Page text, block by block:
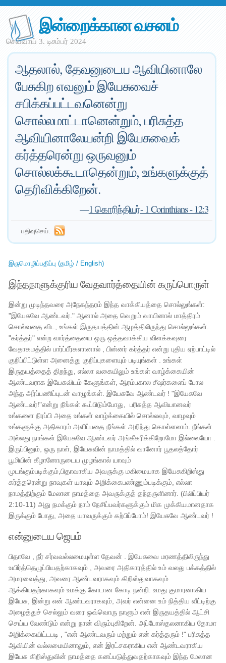
இன்றைக்கான வசனம்
செவ்வாய் 3. டிசம்பர் 2024
ஆதலால், தேவனுடைய ஆவியினாலே
பேசுகிற எவனும் இயேசுவைச்
சபிக்கப்பட்டவனென்று
சொல்லமாட்டானென்றும், பரிசுத்த
ஆவியினாலேயன்றி இயேசுவைக்
கர்த்தரென்று ஒருவனும்
சொல்லக்கூடாதென்றும், உங்களுக்குத்
தெரிவிக்கிறேன்.
—1 கொரிந்தியர்- 1 Corinthians - 12:3
பதிவுசெய்:
இருமொழிப்பதிப்பு (தமிழ் / English)
இந்தநாளுக்குரிய வேதவார்த்தையின் கருப்பொருள்
இன்று முடிந்தவரை அநேகந்தரம் இந்த வாக்கியத்தை சொல்லுங்கள்:
"இயேசுவே ஆண்டவர்." ஆனால் அதை வெறும் வாயினால் மாத்திரம்
சொல்வதை விட, உங்கள் இருதயத்தின் ஆழத்திலிருந்து சொல்லுங்கள்.
"கர்த்தர்" என்ற வார்த்தையை ஒரு ஒத்தவாக்கிய விளக்கவுரை
வேதாகமத்தில் பார்ப்பீர்களானால் , பின்னர் கர்த்தர் என்று புதிய ஏற்பாட்டில்
குறிப்பிட்டுள்ள அனைத்து குறிப்புகளையும் படியுங்கள் . உங்கள்
இருதயத்தைத் திறந்து, எல்லா வகையிலும் உங்கள் வாழ்க்கையின்
ஆண்டவராக இயேசுவிடம் கேளுங்கள், ஆரம்பகால சீஷர்களைப் போல
அந்த அர்ப்பணிப்புடன் வாழுங்கள். இயேசுவே ஆண்டவர் ! "இயேசுவே
ஆண்டவர்!"என்று நீங்கள் கூப்பிடும்போது, ​​ பரிசுத்த ஆவியானவர்
உங்களை நிரப்பி அதை உங்கள் வாழ்க்கையில் சொல்லவும், வாழவும்
உங்களுக்கு அதிகாரம் அளிப்பதை நீங்கள் அறிந்து கொள்ளலாம். நீங்கள்
அல்லது நாங்கள் இயேசுவே ஆண்டவர் அங்கீகரிக்கிறோமோ இல்லையோ .
இருப்பினும், ஒரு நாள், இயேசுவின் நாமத்தில் வானோர் பூதலத்தோர்
பூமியின் கீழானோருடைய முழங்கால் யாவும்
முடங்கும்படிக்கும்,பிதாவாகிய அவருக்கு மகிமையாக இயேசுகிறிஸ்து
கர்த்தரென்று நாவுகள் யாவும் அறிக்கைபண்ணும்படிக்கும், எல்லா
நாமத்திற்கும் மேலான நாமத்தை அவருக்குத் தந்தருளினார். (பிலிப்பியர்
2:10-11) அது நமக்கும் நாம் நேசிப்பவர்களுக்கும் மிக முக்கியமானதாக
இருக்கும் போது, ​​அதை யாவருக்கும் கற்பிப்போம்! இயேசுவே ஆண்டவர் !
என்னுடைய ஜெபம்
பிதாவே , நீர் சர்வவல்லமையுள்ள தேவன் . இயேசுவை மரணத்திலிருந்து
உயிர்த்தெழுப்பியதற்காகவும் , அவரை அதிகாரத்தில் உம் வலது பக்கத்தில்
அமரவைத்து, அவரை ஆண்டவராகவும் கிறிஸ்துவாகவும்
ஆக்கியதற்காகவும் உமக்கு கோடான கோடி நன்றி. உமது குமாரனாகிய
இயேசு, இன்று என் ஆண்டவராகவும், அவர் என்னை உம் நித்திய வீட்டிற்கு
அழைத்துச் செல்லும் வரை ஒவ்வொரு நாளும் என் இருதயத்தில் ஆட்சி
செய்ய வேண்டும் என்று நான் விரும்புகிறேன். அப்போஸ்தலனாகிய தோமா
அறிக்கையிட்டபடி , "என் ஆண்டவரும் மற்றும் என் கர்த்தரும் !" பரிசுத்த
ஆவியின் வல்லமையினாலும், என் இரட்சகராகிய என் ஆண்டவராகிய
இயேசு கிறிஸ்துவின் நாமத்தை கனப்படுத்துவதற்காகவும் இந்த மேலான